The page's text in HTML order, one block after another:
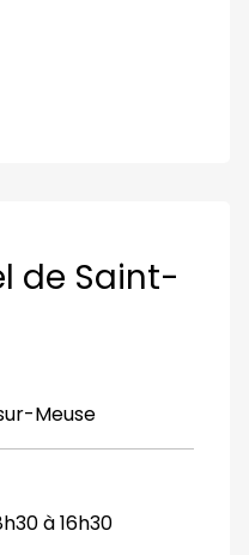
de Saint-
Meuse
à 16h30